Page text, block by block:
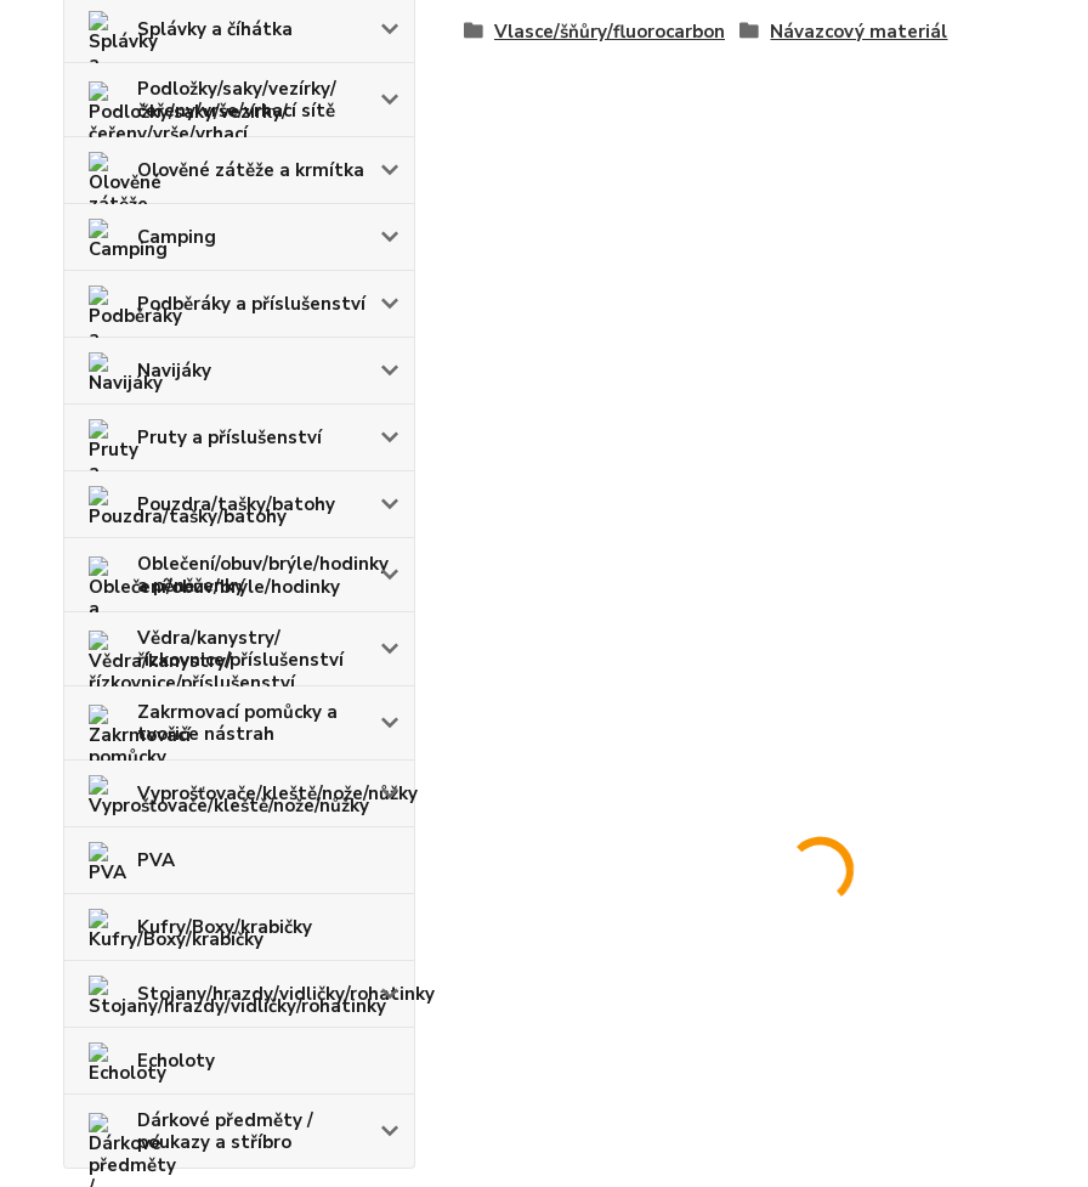
Splávky a číhátka
Podložky/saky/vezírky/
čeřeny/vrše/vrhací sítě
Olověné zátěže a krmítka
Camping
Podběráky a příslušenství
Navijáky
Pruty a příslušenství
Pouzdra/tašky/batohy
Oblečení/obuv/brýle/hodinky
a pěněženky
Vědra/kanystry/
řízkovnice/příslušenství
Zakrmovací pomůcky a
tvořiče nástrah
Vyprošťovače/kleště/nože/nůžky
PVA
Kufry/Boxy/krabičky
Stojany/hrazdy/vidličky/rohatinky
Echoloty
Dárkové předměty /
poukazy a stříbro
Vlasce/šňůry/fluorocarbon Návazcový materiál